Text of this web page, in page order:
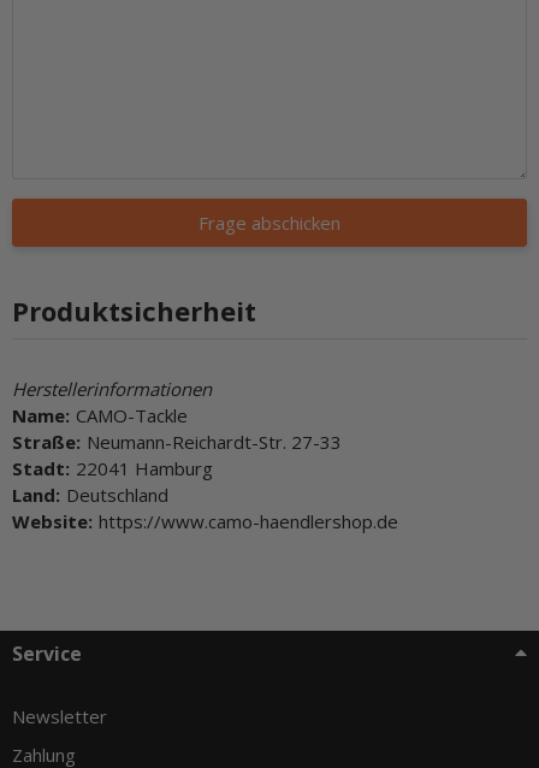
Frage abschicken
Produktsicherheit
Herstellerinformationen
Name: CAMO-Tackle
Straße: Neumann-Reichardt-Str. 27-33
Stadt: 22041 Hamburg
Land: Deutschland
Website: https://www.camo-haendlershop.de
Service
Newsletter
Zahlung